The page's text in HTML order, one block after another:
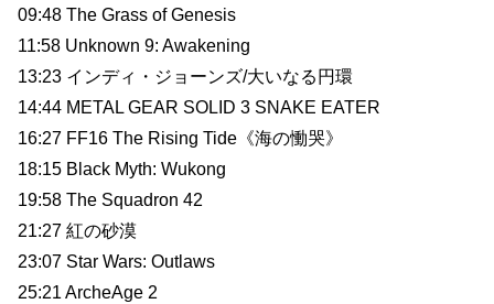
09:48 The Grass of Genesis
11:58 Unknown 9: Awakening
13:23 インディ・ジョーンズ/大いなる円環
14:44 METAL GEAR SOLID 3 SNAKE EATER
16:27 FF16 The Rising Tide《海の慟哭》
18:15 Black Myth: Wukong
19:58 The Squadron 42
21:27 紅の砂漠
23:07 Star Wars: Outlaws
25:21 ArcheAge 2